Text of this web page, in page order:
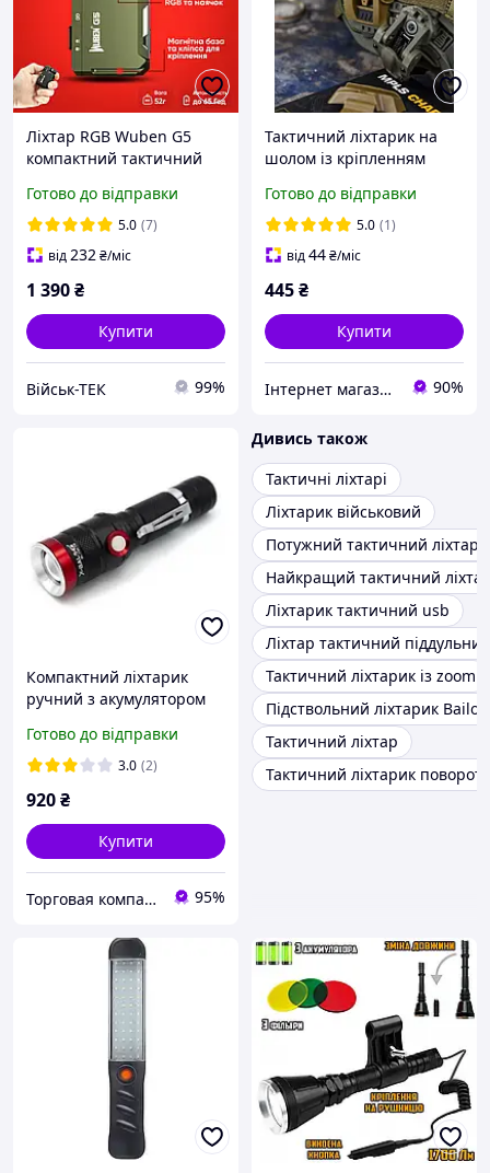
Ліхтар RGB Wuben G5
компактний тактичний
поворотною головкою,
IP68, 400 лм
Готово до відправки
5.0 (7)
від232₴/міс
1 390₴
Купити
Військ-ТЕК 99%
Тактичний ліхтарик на
шолом із кріпленням
Готово до відправки
5.0 (1)
від44₴/міс
445₴
Купити
Інтернет магазин PaGo це товари від виробника, капці, військова амуніція, тапочки, товари для дому 90%
Компактний ліхтарик
ручний з акумулятором
ліхтарик тактичний із
зумом Чорний
Готово до відправки
3.0 (2)
920₴
Купити
Торговая компания "Fon-Baron" 95%
Дивись також
Тактичні ліхтарі
Ліхтарик військовий
Потужний тактичний ліхтар
Найкращий тактичний
Ліхтарик тактичний usb
Ліхтар тактичний
Тактичний ліхтарик із zoom
Підствольний ліхтарик
Тактичний ліхтар
Тактичний ліхтарик